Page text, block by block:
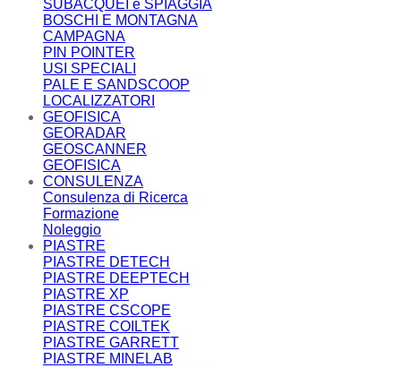
SUBACQUEI e SPIAGGIA
BOSCHI E MONTAGNA
CAMPAGNA
PIN POINTER
USI SPECIALI
PALE E SANDSCOOP
LOCALIZZATORI
GEOFISICA
GEORADAR
GEOSCANNER
GEOFISICA
CONSULENZA
Consulenza di Ricerca
Formazione
Noleggio
PIASTRE
PIASTRE DETECH
PIASTRE DEEPTECH
PIASTRE XP
PIASTRE CSCOPE
PIASTRE COILTEK
PIASTRE GARRETT
PIASTRE MINELAB